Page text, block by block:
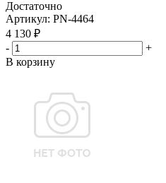
Достаточно
Артикул: PN-4464
4 130 ₽
-
+
В корзину